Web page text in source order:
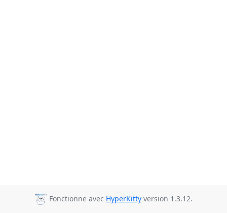
Fonctionne avec HyperKitty version 1.3.12.